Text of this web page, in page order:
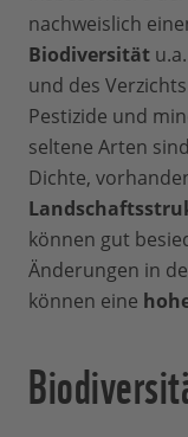
nachweislich
Biodiversität
und des
Pestizide und
seltene Arten
Dichte,
können gut
Änderungen in
können eine